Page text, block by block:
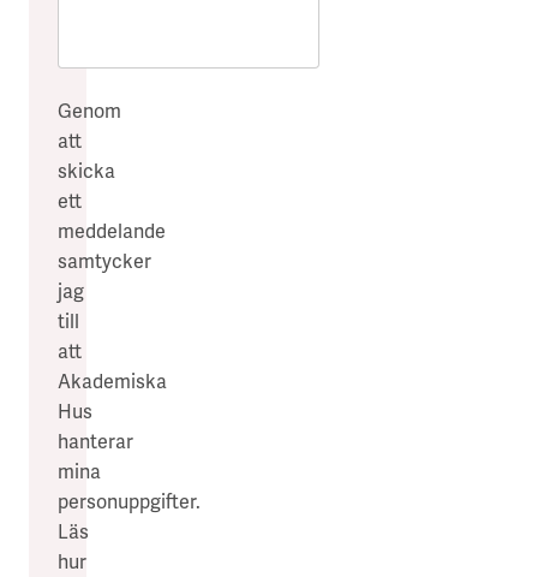
Genom
att
skicka
ett
meddelande
samtycker
jag
till
att
Akademiska
Hus
hanterar
mina
personuppgifter.
Läs
hur